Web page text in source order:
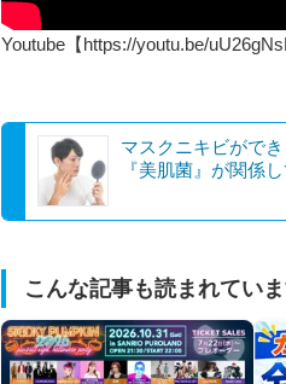
Youtube【https://youtu.be/
マスクニキビがで
『美肌菌』が関係
こんな記事も読まれてい